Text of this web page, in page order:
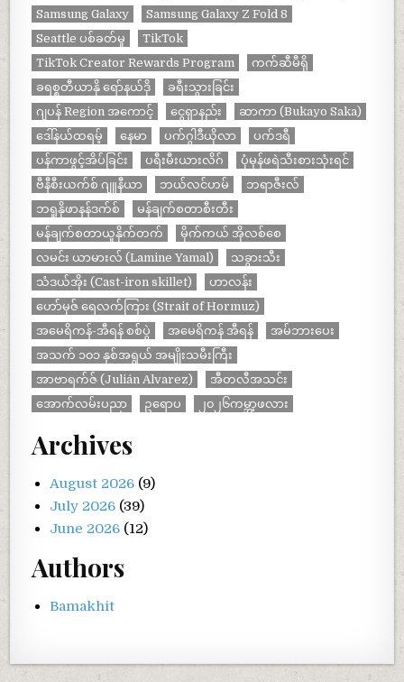
Samsung Galaxy
Samsung Galaxy Z Fold 8
Seattle ပစ်ခတ်မှု
TikTok
TikTok Creator Rewards Program
ကက်ဆီမီရို
ခရစ္စတီယာနို ရော်နယ်ဒို
ခရီးသွားခြင်း
ဂျပန် Region အကောင့်
ငွေရှာနည်း
ဆာကာ (Bukayo Saka)
ဒေါ်နယ်ထရမ့်
နေမာ ပက်ဂွါဒီယိုလာ
ပက်ဒရီ
ပန်ကာဖွင့်အိပ်ခြင်း
ပရီးမီးယားလိဂ်
ပုံမှန်ဖရဲသီးစားသုံးရင်
ဗီနီစီးယက်စ် ဂျူနီယာ
ဘယ်လင်ဟမ်
ဘရာဇီးလ်
ဘရူနိုဖာနန်ဒက်စ်
မန်ချက်စတာစီးတီး
မန်ချက်စတာယူနိုက်တက်
မိုက်ကယ် အိုလစ်စေ
လမင်း ယာမားလ် (Lamine Yamal)
သခွားသီး
သံဒယ်အိုး (Cast-iron skillet)
ဟာလန်း
ဟော်မုဇ် ရေလက်ကြား (Strait of Hormuz)
အမေရိကန်-အီရန် စစ်ပွဲ
အမေရိကန် အီရန်
အမ်ဘား‌ပေး
အသက် ၁၀၁ နှစ်အရွယ် အမျိုးသမီးကြီး
အာဗာရက်ဇ် (Julián Alvarez)
အီတလီအသင်း
အောက်လမ်းပညာ
ဥရောပ ၂၀၂၆ကမ္ဘာ့ဖလား
Archives
August 2026 (9)
July 2026 (39)
June 2026 (12)
Authors
Bamakhit